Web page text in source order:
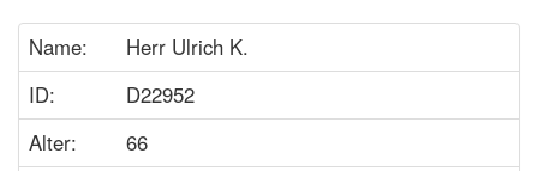
Name:
Herr Ulrich K.
ID:
D22952
Alter:
66